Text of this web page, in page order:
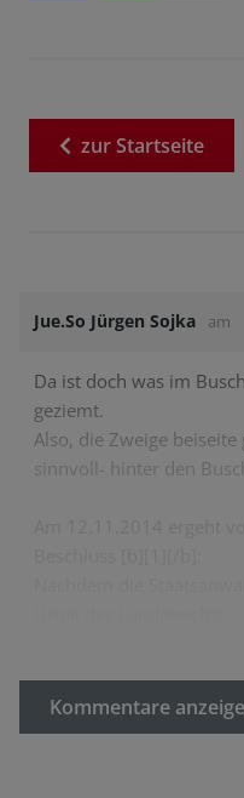
zurStartseite
Jue.So Jürgen Sojka am
Da ist doch was im
geziemt.
Also, die Zweige
sinnvoll- hinter den
Kommentare